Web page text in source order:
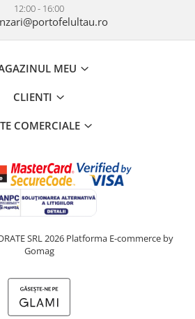
12:00 - 16:00
MEU
CLIENTI
COMERCIALE
SRL 2026 Platforma E-commerce by
Gomag